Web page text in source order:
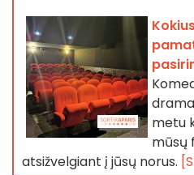
metu
mūsų
atsižvelgiant į jūsų norus.